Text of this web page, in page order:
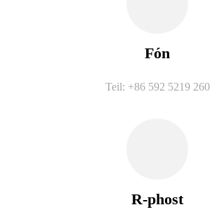
Fón
Teil: +86 592 5219 260
R-phost